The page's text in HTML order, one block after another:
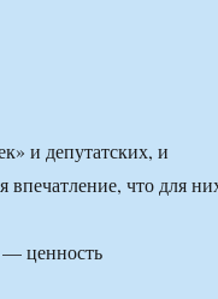
и депутатских, и
впечатление, что для
— ценность